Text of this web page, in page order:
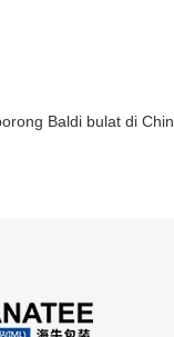
Baldi bulat di